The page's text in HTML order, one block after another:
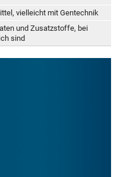
vielleicht mit Gentechnik
und Zusatzstoffe, bei
sind